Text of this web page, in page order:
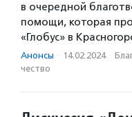
в очередной
помощи, которая
«Глобус» в
Анонсы · 14.02.2024 ·
чест­во